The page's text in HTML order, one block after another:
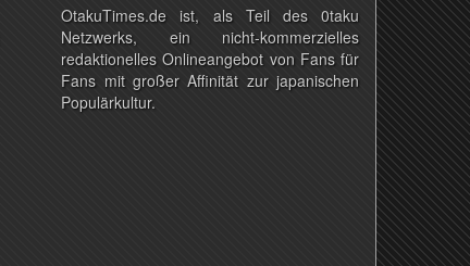
OtakuTimes.de ist, als Teil des 0taku
Netzwerks, ein nicht-kommerzielles
redaktionelles Onlineangebot von Fans für
Fans mit großer Affinität zur japanischen
Populärkultur.